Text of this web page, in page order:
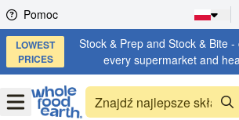
Skip to content
Pomoc
LOWEST
PRICES
Stock & Prep and Stock & Bite
every supermarket and
OpenMenu